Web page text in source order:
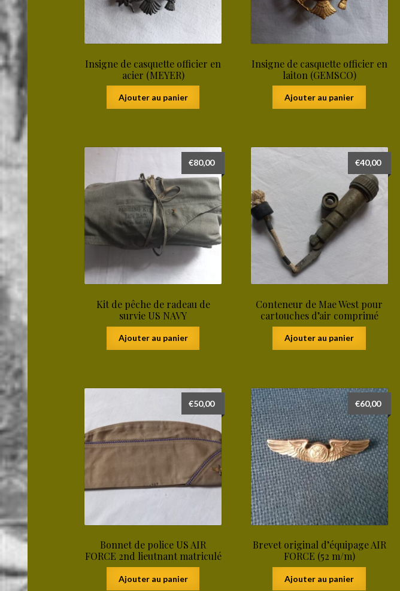
Insigne de casquette officier en
acier (MEYER)
Ajouter au panier
Insigne de casquette officier en
laiton (GEMSCO)
Ajouter au panier
Kit de pêche de radeau de
survie US NAVY
€80,00
Ajouter au panier
Conteneur de Mae West pour
cartouches d’air comprimé
€40,00
Ajouter au panier
Bonnet de police US AIR
FORCE 2nd lieutnant matriculé
€50,00
Ajouter au panier
Brevet original d’équipage AIR
FORCE (52 m/m)
€60,00
Ajouter au panier